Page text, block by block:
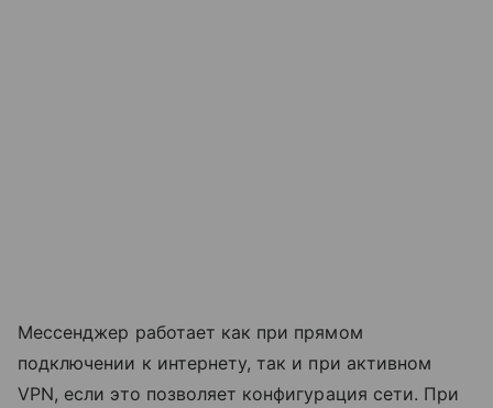
Мессенджер работает как при прямом
подключении к интернету, так и при активном
VPN, если это позволяет конфигурация сети. При